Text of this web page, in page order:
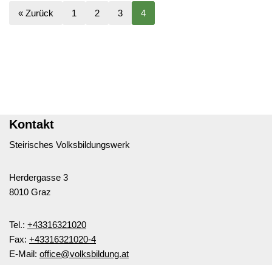
« Zurück 1 2 3 4
Kontakt
Steirisches Volksbildungswerk
Herdergasse 3
8010 Graz
Tel.: +43316321020
Fax: +43316321020-4
E-Mail: office@volksbildung.at